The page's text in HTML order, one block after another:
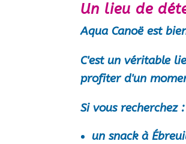
Un lieu de
Aqua Canoë est
C'est un véritable
profiter d'un
Si vous recherchez :
unsnack à